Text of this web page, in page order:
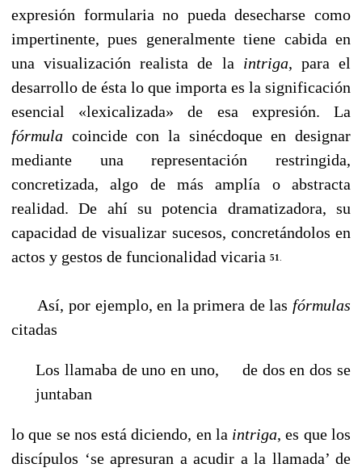
expresión formularia no pueda desecharse como
impertinente, pues generalmente tiene cabida en
una visualización realista de la intriga, para el
desarrollo de ésta lo que importa es la significación
esencial «lexicalizada» de esa expresión. La
fórmula coincide con la sinécdoque en designar
mediante una representación restringida,
concretizada, algo de más amplía o abstracta
realidad. De ahí su potencia dramatizadora, su
capacidad de visualizar sucesos, concretándolos en
actos y gestos de funcionalidad vicaria 51
Así, por ejemplo, en la primera de las fórmulas
citadas
Los llamaba de uno en uno, de dos en dos se
juntaban
lo que se nos está diciendo, en la intriga, es que los
discípulos ‘se apresuran a acudir a la llamada’ de